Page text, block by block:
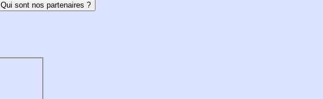
Qui sont nos partenaires ?